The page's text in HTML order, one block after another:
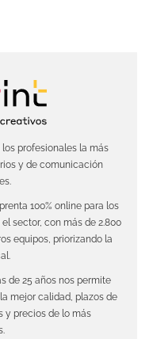
profesionales la más
y de comunicación
100% online para los
sector, con más de 2.800
equipos, priorizando la
de 25 años nos permite
mejor calidad, plazos de
y precios de lo más